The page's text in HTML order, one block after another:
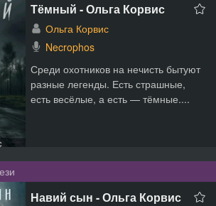
Тёмный - Ольга Корвис
Ольга Корвис
Necrophos
Среди охотников на нечисть бытуют
разные легенды. Есть страшные,
есть весёлые, а есть — тёмные....
Навий сын - Ольга Корвис